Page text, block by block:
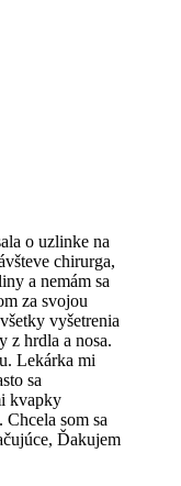
o uzlinke na
chirurga,
a nemám sa
za svojou
vyšetrenia
z hrdla a nosa.
Lekárka mi
sa
kvapky
som sa
Ďakujem